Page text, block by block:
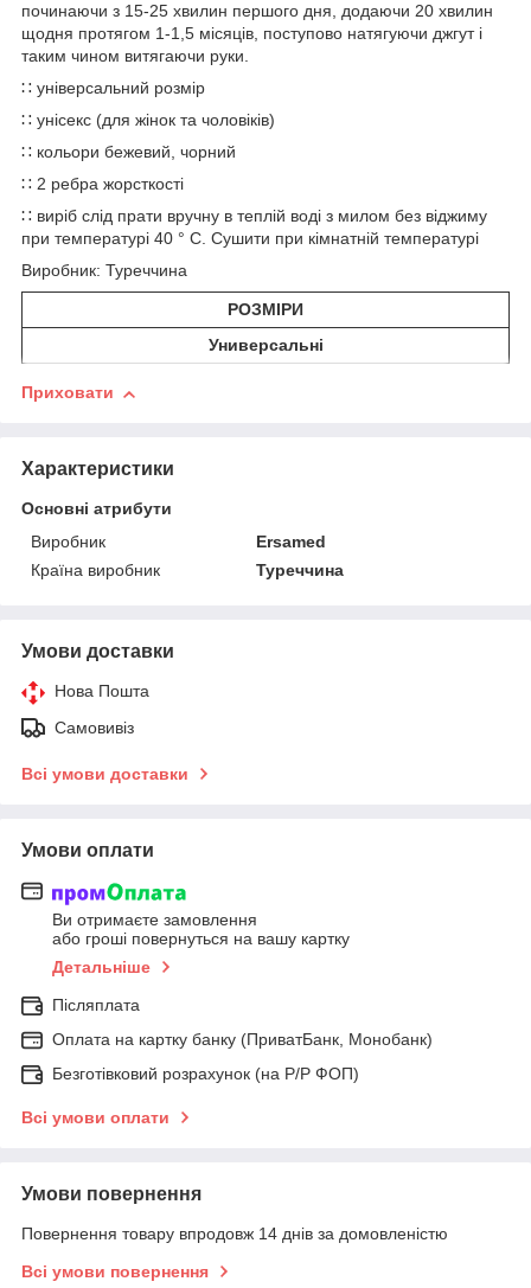
починаючи з 15-25 хвилин першого дня, додаючи 20 хвилин
щодня протягом 1-1,5 місяців, поступово натягуючи джгут і
таким чином витягаючи руки.
∷ універсальний розмір
∷ унісекс (для жінок та чоловіків)
∷ кольори бежевий, чорний
∷ 2 ребра жорсткості
∷ виріб слід прати вручну в теплій воді з милом без віджиму
при температурі 40 ° C. Сушити при кімнатній температурі
Виробник: Туреччина
РОЗМІРИ
Универсальні
Приховати
Характеристики
Основні атрибути
Виробник
Ersamed
Країна виробник
Туреччина
Умови доставки
Нова Пошта
Самовивіз
Всі умови доставки
Умови оплати
Ви отримаєте замовлення
або гроші повернуться на вашу картку
Детальніше
Післяплата
Оплата на картку банку (ПриватБанк, Монобанк)
Безготівковий розрахунок (на Р/Р ФОП)
Всі умови оплати
Умови повернення
Повернення товару впродовж 14 днів за домовленістю
Всі умови повернення